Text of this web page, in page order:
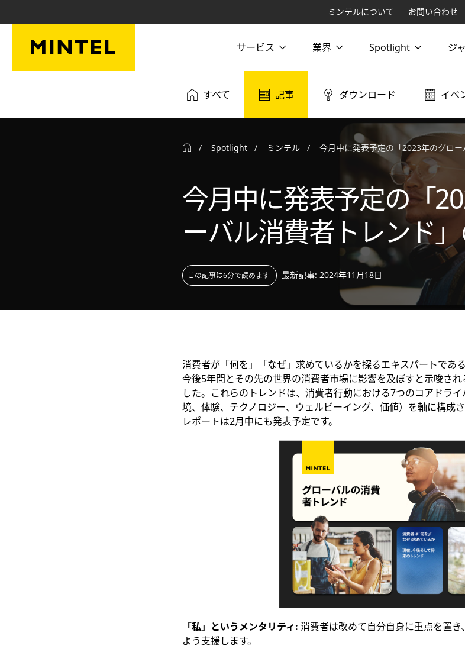
ミンテルについて お問い合わせ
サービス 業界 Spotlight ジ
すべて 記事 ダウンロード イベ
Spotlight ミンテル 今月中に発表予定の「2023年のグロ
今月中に発表予定の「
ーバル消費者トレンド
この記事は6分で読めます 最新記事: 2024年11月18日
消費者が「何を」「なぜ」求めているかを探るエキスパートであ
今後5年間とその先の世界の消費者市場に影響を及ぼすと示唆さ
した。これらのトレンドは、消費者行動における7つのコアドラ
境、体験、テクノロジー、ウェルビーイング、価値）を軸に構成
レポートは2月中にも発表予定です。
「私」というメンタリティ: 消費者は改めて自分自身に重点を置
よう支援します。